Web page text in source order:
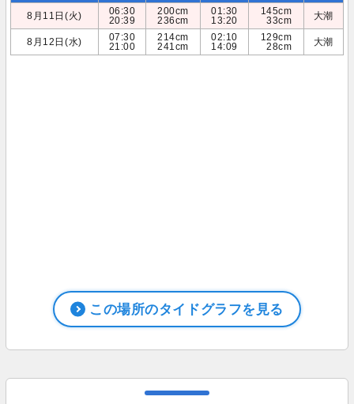
8月11日(火)
06:30
20:39
200cm
236cm
01:30
13:20
145cm
33cm
大潮
8月12日(水)
07:30
21:00
214cm
241cm
02:10
14:09
129cm
28cm
大潮
この場所のタイドグラフを見る